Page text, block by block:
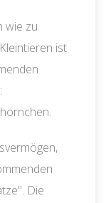
wie zu
ist
Die